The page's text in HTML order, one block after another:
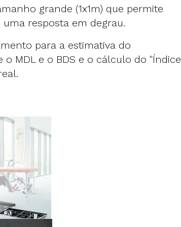
grande (1x1m) que permite
resposta em degrau.
para a estimativa do
MDL e o BDS e o cálculo do "Índice